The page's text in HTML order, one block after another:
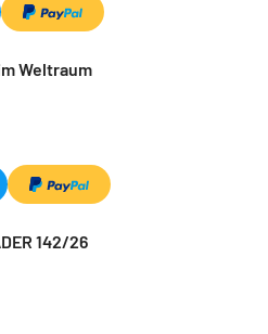
Weltraum
142/26